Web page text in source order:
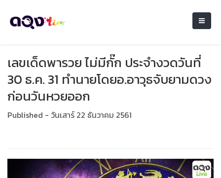
เลขเด็ดพารวย ไม่มีกั๊ก ประจำงวดวันที่
30 ธ.ค. 31 ทำนายโดยอ.อาวุธจับยามดวง
ก่อนวันหวยออก
Published - วันเสาร์ 22 ธันวาคม 2561